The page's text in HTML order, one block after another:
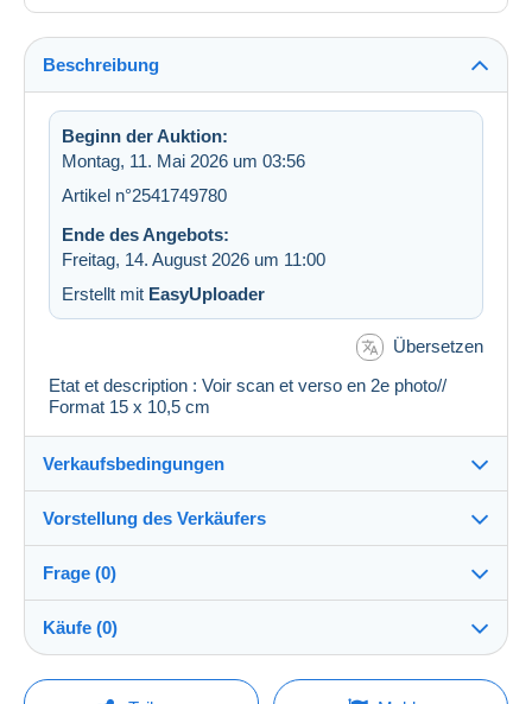
Beschreibung
Beginn der Auktion:
Montag, 11. Mai 2026 um 03:56
Artikel n°2541749780
Ende des Angebots:
Freitag, 14. August 2026 um 11:00
Erstellt mit EasyUploader
Übersetzen
Etat et description : Voir scan et verso en 2e photo//
Format 15 x 10,5 cm
Verkaufsbedingungen
Verkaufsbedingungen im Detail
Versand nach Zahlung innerhalb von 14 Tagen
Rücksendekosten gehen zu Lasten
Vorstellung des Verkäufers
regislmx100%(63007x)
PRO
Shop
Frage (0)
Käufe (0)